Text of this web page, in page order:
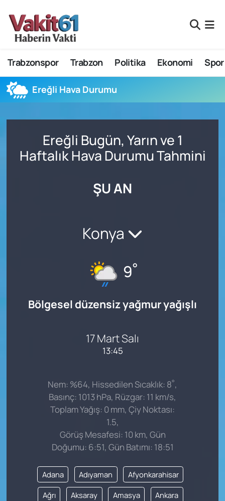
Trabzonspor Trabzon Politika Ekonomi Spor
Ereğli Hava Durumu
Ereğli Bugün, Yarın ve 1
Haftalık Hava Durumu Tahmini
ŞU AN
Konya
9°
Bölgesel düzensiz yağmur yağışlı
17 Mart Salı
13:45
Nem: %64, Hissedilen Sıcaklık: 8°,
Basınç: 1013 hPa, Rüzgar: 11 km/s,
Toplam Yağış: 0 mm, Çiy Noktası:
1.5,
Görüş Mesafesi: 10 km, Gün
Doğumu: 6:51, Gün Batımı: 18:51
Adana Adıyaman Afyonkarahisar
Ağrı Aksaray Amasya Ankara
Nöbetçi Eczaneler
Hava Durumu
Namaz Vakitleri
Süper Lig Puan Durumu ve Fikstür
Son Dakika Haberleri